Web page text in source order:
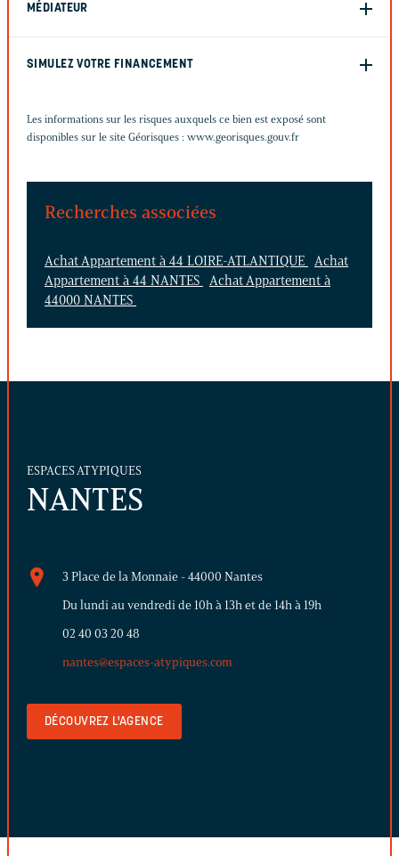
MÉDIATEUR
SIMULEZ VOTRE FINANCEMENT
Les informations sur les risques auxquels ce bien est exposé sont
disponibles sur le site Géorisques : www.georisques.gouv.fr
Recherches associées
Achat Appartement à 44 LOIRE-ATLANTIQUE
Achat
Appartement à 44 NANTES
Achat Appartement à
44000 NANTES
ESPACES ATYPIQUES
NANTES
3 Place de la Monnaie - 44000 Nantes
Du lundi au vendredi de 10h à 13h et de 14h à 19h
02 40 03 20 48
nantes@espaces-atypiques.com
DÉCOUVREZ L'AGENCE